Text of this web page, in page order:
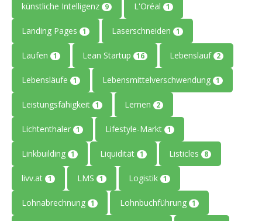
künstliche Intelligenz 9 L'Oréal 1
Landing Pages 1 Laserschneiden 1
Laufen 1 Lean Startup 16 Lebenslauf 2
Lebensläufe 1 Lebensmittelverschwendung 1
Leistungsfähigkeit 1 Lernen 2
Lichtenthaler 1 Lifestyle-Markt 1
Linkbuilding 1 Liquidität 1 Listicles 8
livv.at 1 LMS 1 Logistik 1
Lohnabrechnung 1 Lohnbuchführung 1